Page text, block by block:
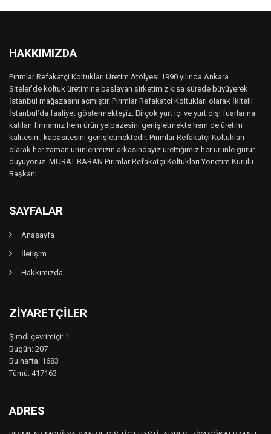
HAKKIMIZDA
Pırımlar Refakatçi Koltukları Üretim Atölyesi 1990 yılında Ankara
Siteler’de koltuk üretimine başlayan şirketimiz kısa sürede büyüyerek
İstanbul mağazasını açmıştır. Pırımlar Refakatçi Koltukları olarak İkitelli
İstanbul’da faaliyet göstermekteyiz. Birçok yurt içi ve yurt dışı fuarlarına
katılan firmamız hem ürün yelpazesini genişletmekte hem de üretim
kalitesini, kapasitesini genişletmektedir. Pırımlar Refakatçi Koltukları
olarak her zaman ürünlerimizin arkasındayız ürettiğimiz her ürünle gurur
duyuyoruz. MURAT BARAN Pırımlar Refakatçi Koltukları Yönetim Kurulu
Başkanı..
SAYFALAR
Anasayfa
İletişim
Hakkımızda
ZIYARETÇILER
Şimdi çevrimiçi: 1
Bugün: 207
Bu hafta: 1683
Tümü: 417163
ADRES